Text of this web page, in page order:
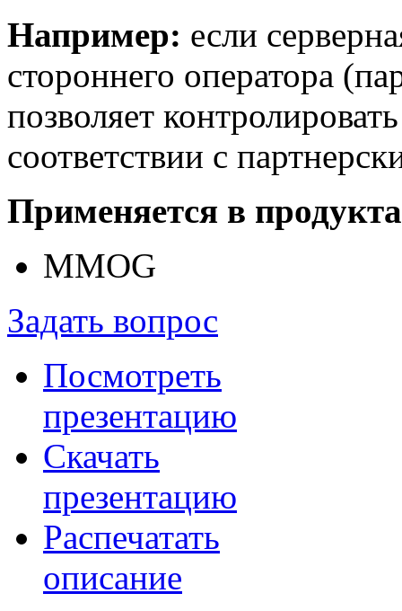
Например: если
стороннего оператора
позволяет
соответствии с
Применяется в
MMOG
Задать вопрос
Посмотреть
презентацию
Скачать
презентацию
Распечатать
описание